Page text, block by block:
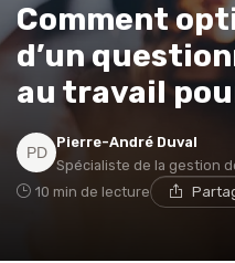
Comment
d’un
au travail
Pierre-André Duval
Spécialiste de la gestion
10 min de lecture